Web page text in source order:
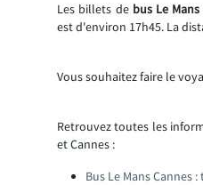
Les billets de bus Le
est d'environ 17h45. La
Vous souhaitez faire le
Retrouvez toutes les
et Cannes :
Bus Le Mans Cannes